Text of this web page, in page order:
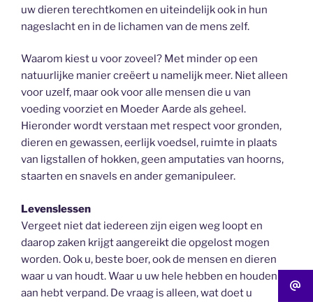
uw dieren terechtkomen en uiteindelijk ook in hun
nageslacht en in de lichamen van de mens zelf.
Waarom kiest u voor zoveel? Met minder op een
natuurlijke manier creëert u namelijk meer. Niet alleen
voor uzelf, maar ook voor alle mensen die u van
voeding voorziet en Moeder Aarde als geheel.
Hieronder wordt verstaan met respect voor gronden,
dieren en gewassen, eerlijk voedsel, ruimte in plaats
van ligstallen of hokken, geen amputaties van hoorns,
staarten en snavels en ander gemanipuleer.
Levenslessen
Vergeet niet dat iedereen zijn eigen weg loopt en
daarop zaken krijgt aangereikt die opgelost mogen
worden. Ook u, beste boer, ook de mensen en dieren
waar u van houdt. Waar u uw hele hebben en houden
aan hebt verpand. De vraag is alleen, wat doet u